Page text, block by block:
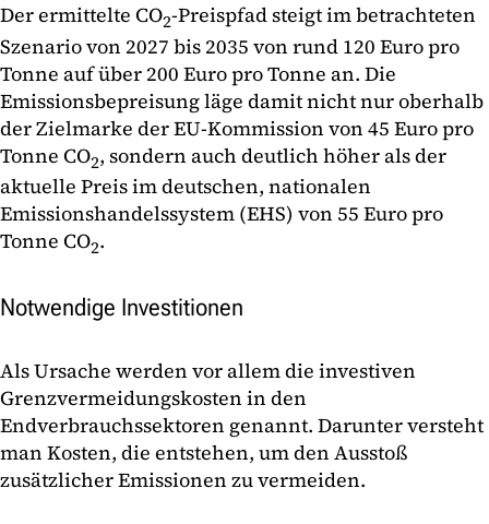
Der ermittelte CO2-Preispfad steigt im betrachteten
Szenario von 2027 bis 2035 von rund 120 Euro pro
Tonne auf über 200 Euro pro Tonne an. Die
Emissionsbepreisung läge damit nicht nur oberhalb
der Zielmarke der EU-Kommission von 45 Euro pro
Tonne CO2, sondern auch deutlich höher als der
aktuelle Preis im deutschen, nationalen
Emissionshandelssystem (EHS) von 55 Euro pro
Tonne CO2.
Notwendige Investitionen
Als Ursache werden vor allem die investiven
Grenzvermeidungskosten in den
Endverbrauchssektoren genannt. Darunter versteht
man Kosten, die entstehen, um den Ausstoß
zusätzlicher Emissionen zu vermeiden.